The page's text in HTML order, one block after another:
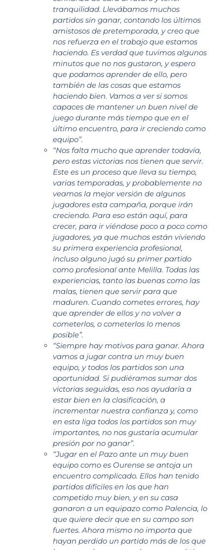
tranquilidad. Llevábamos muchos
partidos sin ganar, contando los últimos
amistosos de pretemporada, y creo que
nos refuerza en el trabajo que estamos
haciendo. Es verdad que tuvimos algunos
minutos que no nos gustaron, y espero
que podamos aprender de ello, pero
también de las cosas que estamos
haciendo bien. Vamos a ver si somos
capaces de mantener un buen nivel de
juego durante más tiempo que en el
último encuentro, para ir creciendo como
equipo”.
“Nos falta mucho que aprender todavía,
pero estas victorias nos tienen que servir.
Este es un proceso que lleva su tiempo,
varias temporadas, y probablemente no
veamos la mejor versión de algunos
jugadores esta campaña, porque irán
creciendo. Para eso están aquí, para
crecer, para ir viéndose poco a poco como
jugadores, ya que muchos están viviendo
su primera experiencia profesional,
incluso alguno jugó su primer partido
como profesional ante Melilla. Todas las
experiencias, tanto las buenas como las
malas, tienen que servir para que
maduren. Cuando cometes errores, hay
que aprender de ellos y no volver a
cometerlos, o cometerlos lo menos
posible”.
“Siempre hay motivos para ganar. Ahora
vamos a jugar contra un muy buen
equipo, y todos los partidos son una
oportunidad. Si pudiéramos sumar dos
victorias seguidas, eso nos ayudaría a
estar bien en la clasificación, a
incrementar nuestra confianza y, como
en esta liga todos los partidos son muy
importantes, no nos gustaría acumular
presión por no ganar”.
“Jugar en el Pazo ante un muy buen
equipo como es Ourense se antoja un
encuentro complicado. Ellos han tenido
partidos difíciles en los que han
competido muy bien, y en su casa
ganaron a un equipazo como Palencia, lo
que quiere decir que en su campo son
fuertes. Ahora mismo no importa que
hayan perdido un partido más de los que